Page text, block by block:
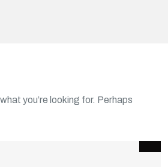
you’re looking for. Perhaps